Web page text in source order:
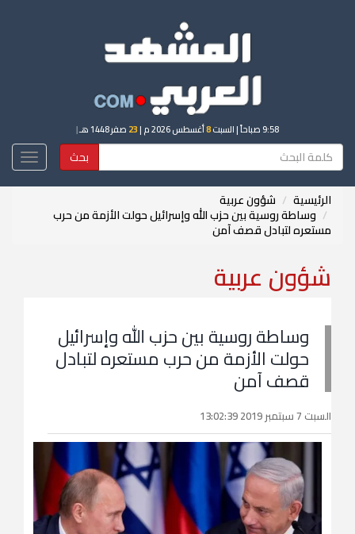
9:58 صباحاً | السبت8أغسطس 2026 م | 23 صفر 1448 هـ |
بحث
الرئيسية شؤون عربية
وساطة روسية بين حزب الله وإسرائيل حولت الأزمة من حرب
مستعره لتبادل قصف آمن
شؤون عربية
وساطة روسية بين حزب الله وإسرائيل
حولت الأزمة من حرب مستعره لتبادل
قصف آمن
السبت 7 سبتمبر 2019 13:02:39